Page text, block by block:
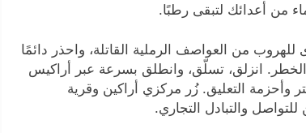
من أعدائك لتبقى رطبًا.
للهروب من العواصف الرملية القاتلة، واحذر دائمًا
انزلق، تسلّق، وانطلق بسرعة عبر أراكيس
وأحزمة التعليق. زُر مركزي أراكين وقرية
والتبادل التجاري.